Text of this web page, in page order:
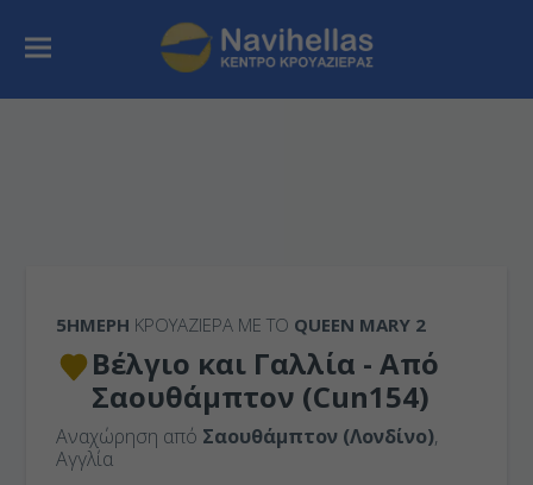
5ΉΜΕΡΗ ΚΡΟΥΑΖΙΕΡΑ ΜΕ ΤΟ QUEEN MARY 2
Βέλγιο και Γαλλία - Από
Σαουθάμπτον (Cun154)
Αναχώρηση από Σαουθάμπτον (Λονδίνο),
Αγγλία